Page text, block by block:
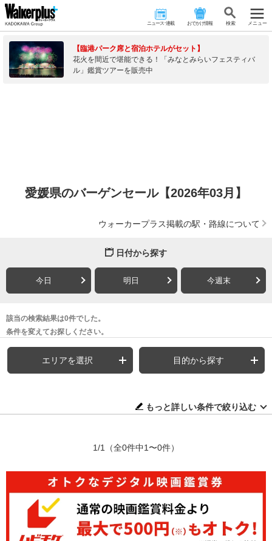
ニュース･連載 おでかけ情報 検 索 メニュー
【臨港パーク席と宿泊ホテルがセット】
花火を間近で堪能できる！「みなとみらいフェスティバ
ル」鑑賞ツアーを販売中
愛媛県のバーゲンセール【2026年03月】
ウォーカープラス掲載の駅・路線について
日付から探す
今日 明日 今週末
該当の検索結果は0件でした。
条件を変えてお探しください。
エリアを選択 目的から探す
もっと詳しい条件で絞り込む
1/1 （全0件中1〜0件）